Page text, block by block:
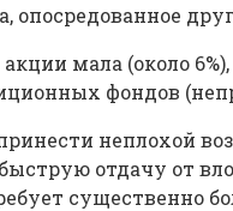
мала (около
фондов
неплохой
отдачу от
существенно